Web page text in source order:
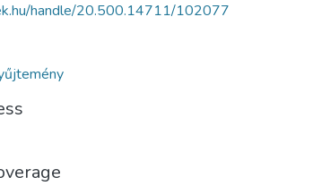
handle/20.500.14711/102077